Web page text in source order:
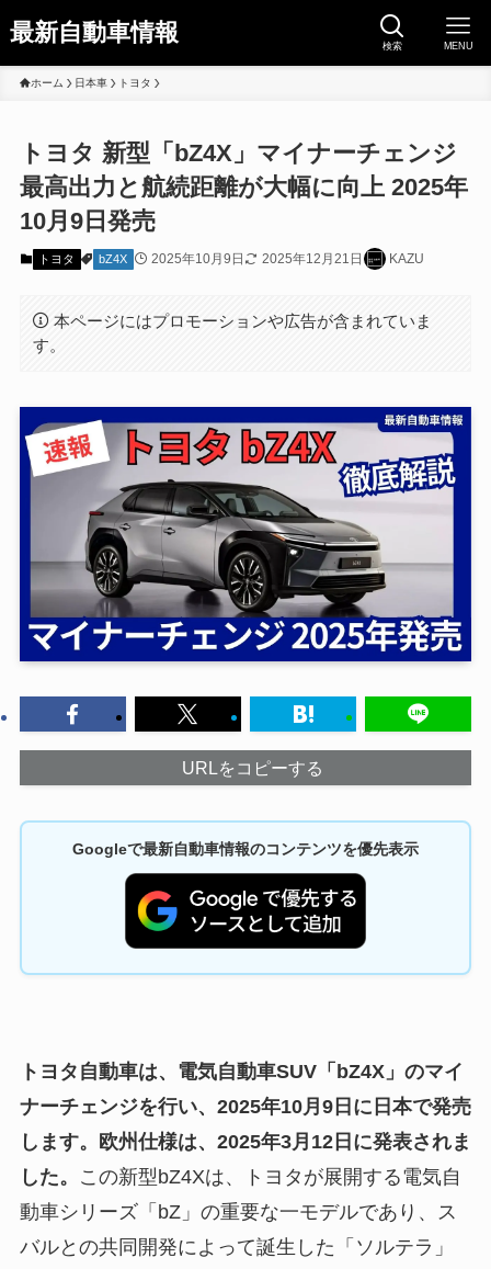
最新自動車情報 検索 MENU
ホーム 日本車 トヨタ
トヨタ 新型「bZ4X」マイナーチェンジ
最高出力と航続距離が大幅に向上 2025年
10月9日発売
トヨタ bZ4X 2025年10月9日 2025年12月21日 KAZU
本ページにはプロモーションや広告が含まれていま
す。
URLをコピーする
Googleで最新自動車情報のコンテンツを優先表示
トヨタ自動車は、電気自動車SUV「bZ4X」のマイ
ナーチェンジを行い、2025年10月9日に日本で発売
します。欧州仕様は、2025年3月12日に発表されま
した。
この新型bZ4Xは、トヨタが展開する電気自
動車シリーズ「bZ」の重要な一モデルであり、ス
バルとの共同開発によって誕生した「ソルテラ」